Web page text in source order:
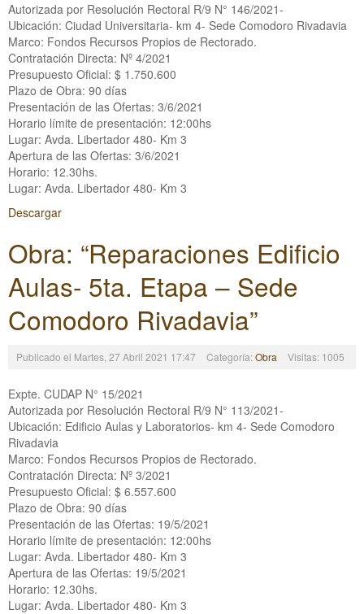
Autorizada por Resolución Rectoral R/9 N° 146/2021-
Ubicación: Ciudad Universitaria- km 4- Sede Comodoro Rivadavia
Marco: Fondos Recursos Propios de Rectorado.
Contratación Directa: Nº 4/2021
Presupuesto Oficial: $ 1.750.600
Plazo de Obra: 90 días
Presentación de las Ofertas: 3/6/2021
Horario límite de presentación: 12:00hs
Lugar: Avda. Libertador 480- Km 3
Apertura de las Ofertas: 3/6/2021
Horario: 12.30hs.
Lugar: Avda. Libertador 480- Km 3
Descargar
Obra: “Reparaciones Edificio
Aulas- 5ta. Etapa – Sede
Comodoro Rivadavia”
Publicado el Martes, 27 Abril 2021 17:47 Categoría:Obra Visitas: 1005
Expte. CUDAP N° 15/2021
Autorizada por Resolución Rectoral R/9 N° 113/2021-
Ubicación: Edificio Aulas y Laboratorios- km 4- Sede Comodoro
Rivadavia
Marco: Fondos Recursos Propios de Rectorado.
Contratación Directa: Nº 3/2021
Presupuesto Oficial: $ 6.557.600
Plazo de Obra: 90 días
Presentación de las Ofertas: 19/5/2021
Horario límite de presentación: 12:00hs
Lugar: Avda. Libertador 480- Km 3
Apertura de las Ofertas: 19/5/2021
Horario: 12.30hs.
Lugar: Avda. Libertador 480- Km 3